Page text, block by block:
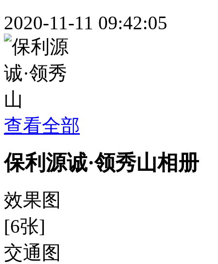
2020-11-11 09:42:05
查看全部
保利源诚·领秀山相册
效果图
[6张]
交通图